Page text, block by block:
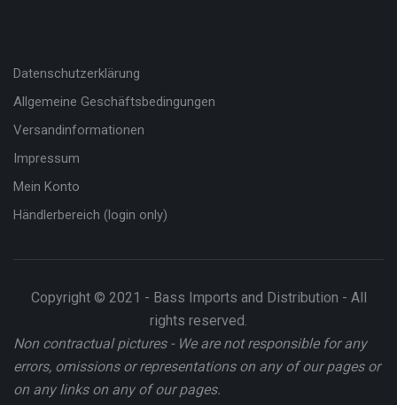
Datenschutzerklärung
Allgemeine Geschäftsbedingungen
Versandinformationen
Impressum
Mein Konto
Händlerbereich (login only)
Copyright © 2021 - Bass Imports and Distribution - All
rights reserved.
Non contractual pictures - We are not responsible for any
errors, omissions or representations on any of our pages or
on any links on any of our pages.